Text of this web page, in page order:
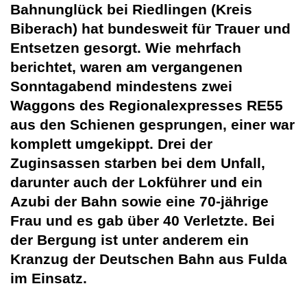
Bahnunglück bei Riedlingen (Kreis
Biberach) hat bundesweit für Trauer und
Entsetzen gesorgt. Wie mehrfach
berichtet, waren am vergangenen
Sonntagabend mindestens zwei
Waggons des Regionalexpresses RE55
aus den Schienen gesprungen, einer war
komplett umgekippt. Drei der
Zuginsassen starben bei dem Unfall,
darunter auch der Lokführer und ein
Azubi der Bahn sowie eine 70-jährige
Frau und es gab über 40 Verletzte. Bei
der Bergung ist unter anderem ein
Kranzug der Deutschen Bahn aus Fulda
im Einsatz.